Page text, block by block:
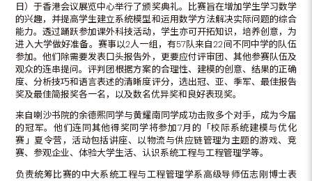
日）于香港会议展览中心举行了颁奖典礼。比赛旨在增加学生学习数学
的兴趣，并提高学生建立系统模型和运用数学方法解决实际问题的综合
能力。透过踊跃参加课外科技活动，学生亦可开拓知识，培养创意，为
进入大学做好准备。赛事以2人一组，有57队来自22间不同中学的队伍
参加。他们除需要发表口头报告外，更要应付评审团、其他参赛队伍及
观众的连串提问。评判团根据方案的合理性、建模的创意、结果的正确
度、分析技巧和语言表述的清晰度评分，选出冠、亚、季军、最佳报告
奖及最佳简报奖各一名，以及数名优异奖和良好表现奖。
来自喇沙书院的余德熙同学与黄耀南同学成功击败多个对手，成为今届
的冠军。他们连同其他得奖同学将参加7月的「校际系统建模与优化
赛」夏令营，活动包括讲座、以物流与供应链管理为主题的游戏、竞
赛、参观企业、体验大学生活、认识系统工程与工程管理学等。
负责统筹比赛的中大系统工程与工程管理学系高级导师伍志刚博士表